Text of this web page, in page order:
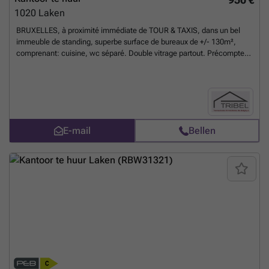
1020 Laken
BRUXELLES, à proximité immédiate de TOUR & TAXIS, dans un bel
immeuble de standing, superbe surface de bureaux de +/- 130m²,
comprenant: cuisine, wc séparé. Double vitrage partout. Précompte
E-mail Bellen